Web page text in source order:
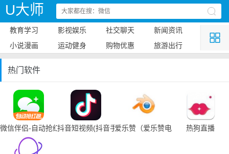
U大师
教育学习 影视娱乐 社交聊天
新闻资讯
小说漫画
运动健身 购物优惠 旅游出行
热门软件
微信伴侣-自动抢红包抖音短视频(抖音手机下载)爱乐赞（爱乐赞电脑手机下载）
热狗直播